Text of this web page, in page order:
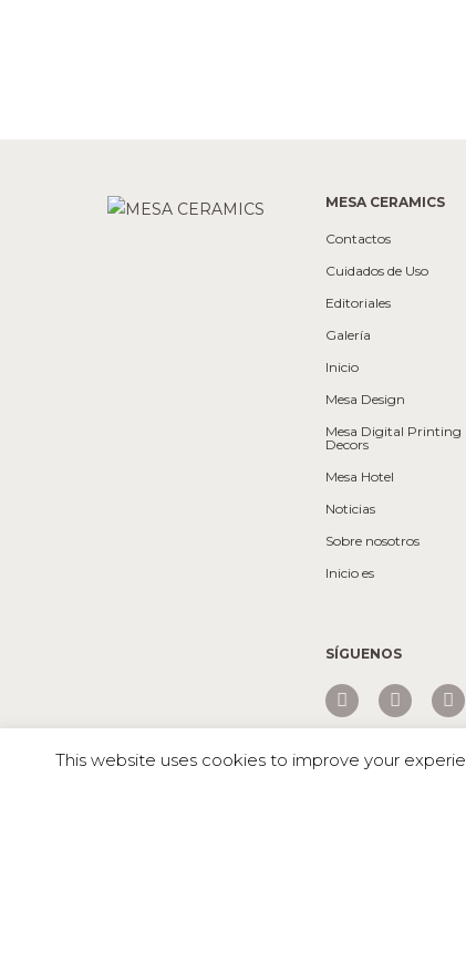
MESA CERAMICS
Contactos
Cuidados de Uso
Editoriales
Galería
Inicio
Mesa Design
Mesa Digital Printing
Decors
Mesa Hotel
Noticias
Sobre nosotros
Inicio es
SÍGUENOS
This website uses cookies to improve your